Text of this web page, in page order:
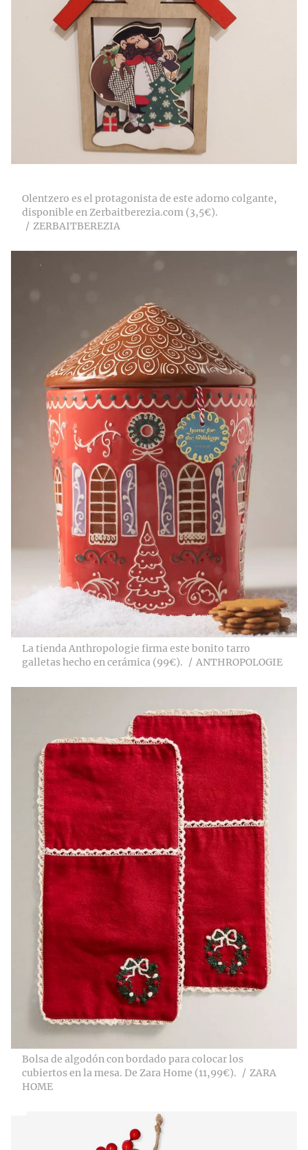
Olentzero es el protagonista de este adorno colgante,
disponible en Zerbaitberezia.com (3,5€).
ZERBAITBEREZIA
La tienda Anthropologie firma este bonito tarro
galletas hecho en cerámica (99€).
ANTHROPOLOGIE
Bolsa de algodón con bordado para colocar los
cubiertos en la mesa. De Zara Home (11,99€).
ZARA
HOME